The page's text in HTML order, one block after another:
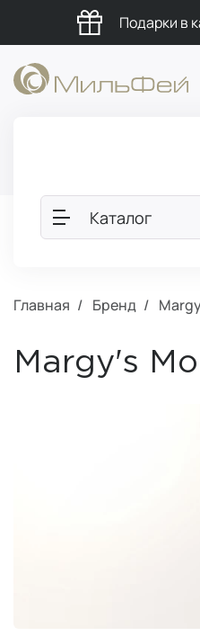
Подарки в
Каталог
Главная Бренд
Margy's